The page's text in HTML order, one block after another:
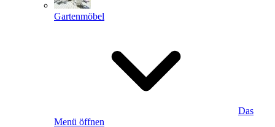
Gartenmöbel
Das
Menü öffnen